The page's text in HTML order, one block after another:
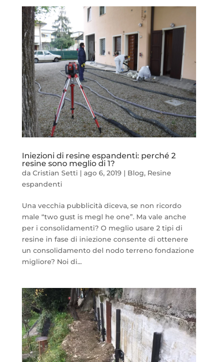
Iniezioni di resine espandenti: perché 2
resine sono meglio di 1?
da Cristian Setti | ago 6, 2019 | Blog, Resine
espandenti
Una vecchia pubblicità diceva, se non ricordo
male “two gust is megl he one”. Ma vale anche
per i consolidamenti? O meglio usare 2 tipi di
resine in fase di iniezione consente di ottenere
un consolidamento del nodo terreno fondazione
migliore? Noi di...